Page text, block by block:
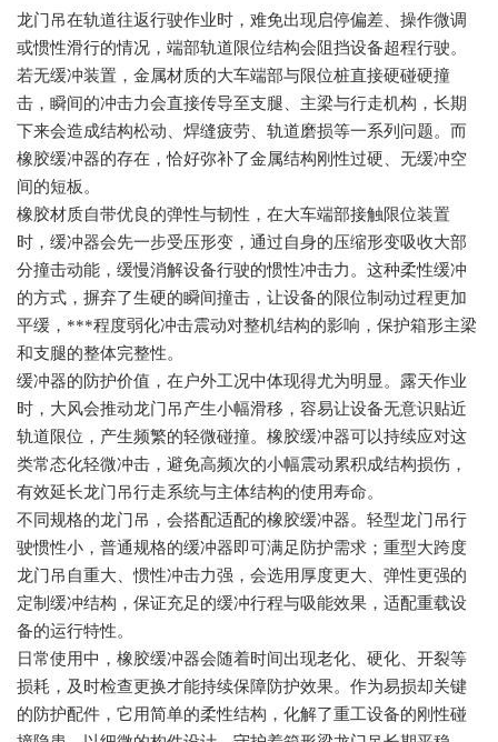
龙门吊在轨道往返行驶作业时，难免出现启停偏差、操作微调
或惯性滑行的情况，端部轨道限位结构会阻挡设备超程行驶。
若无缓冲装置，金属材质的大车端部与限位桩直接硬碰硬撞
击，瞬间的冲击力会直接传导至支腿、主梁与行走机构，长期
下来会造成结构松动、焊缝疲劳、轨道磨损等一系列问题。而
橡胶缓冲器的存在，恰好弥补了金属结构刚性过硬、无缓冲空
间的短板。
橡胶材质自带优良的弹性与韧性，在大车端部接触限位装置
时，缓冲器会先一步受压形变，通过自身的压缩形变吸收大部
分撞击动能，缓慢消解设备行驶的惯性冲击力。这种柔性缓冲
的方式，摒弃了生硬的瞬间撞击，让设备的限位制动过程更加
平缓，***程度弱化冲击震动对整机结构的影响，保护箱形主梁
和支腿的整体完整性。
缓冲器的防护价值，在户外工况中体现得尤为明显。露天作业
时，大风会推动龙门吊产生小幅滑移，容易让设备无意识贴近
轨道限位，产生频繁的轻微碰撞。橡胶缓冲器可以持续应对这
类常态化轻微冲击，避免高频次的小幅震动累积成结构损伤，
有效延长龙门吊行走系统与主体结构的使用寿命。
不同规格的龙门吊，会搭配适配的橡胶缓冲器。轻型龙门吊行
驶惯性小，普通规格的缓冲器即可满足防护需求；重型大跨度
龙门吊自重大、惯性冲击力强，会选用厚度更大、弹性更强的
定制缓冲结构，保证充足的缓冲行程与吸能效果，适配重载设
备的运行特性。
日常使用中，橡胶缓冲器会随着时间出现老化、硬化、开裂等
损耗，及时检查更换才能持续保障防护效果。作为易损却关键
的防护配件，它用简单的柔性结构，化解了重工设备的刚性碰